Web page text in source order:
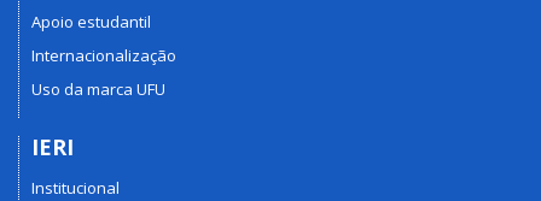
Apoio estudantil
Internacionalização
Uso da marca UFU
IERI
Institucional